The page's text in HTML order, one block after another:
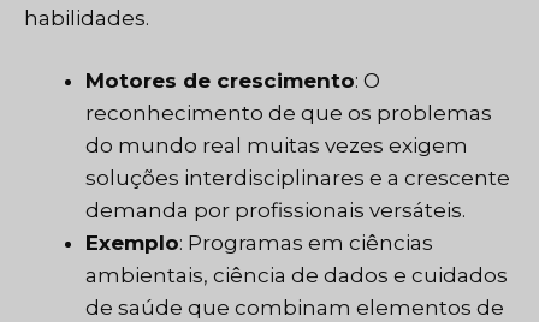
habilidades.
Motores de crescimento: O
reconhecimento de que os problemas
do mundo real muitas vezes exigem
soluções interdisciplinares e a crescente
demanda por profissionais versáteis.
Exemplo: Programas em ciências
ambientais, ciência de dados e cuidados
de saúde que combinam elementos de